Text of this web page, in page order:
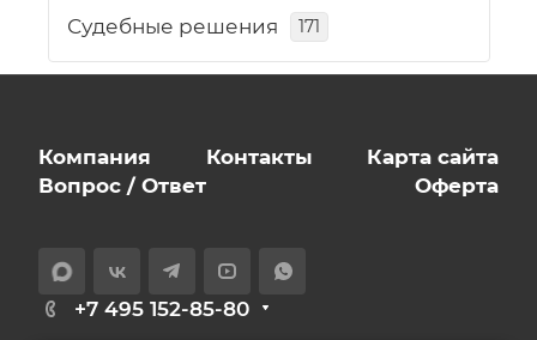
Судебные решения 171
Компания Контакты
Карта сайта
Вопрос / Ответ
Оферта
+7 495 152-85-80